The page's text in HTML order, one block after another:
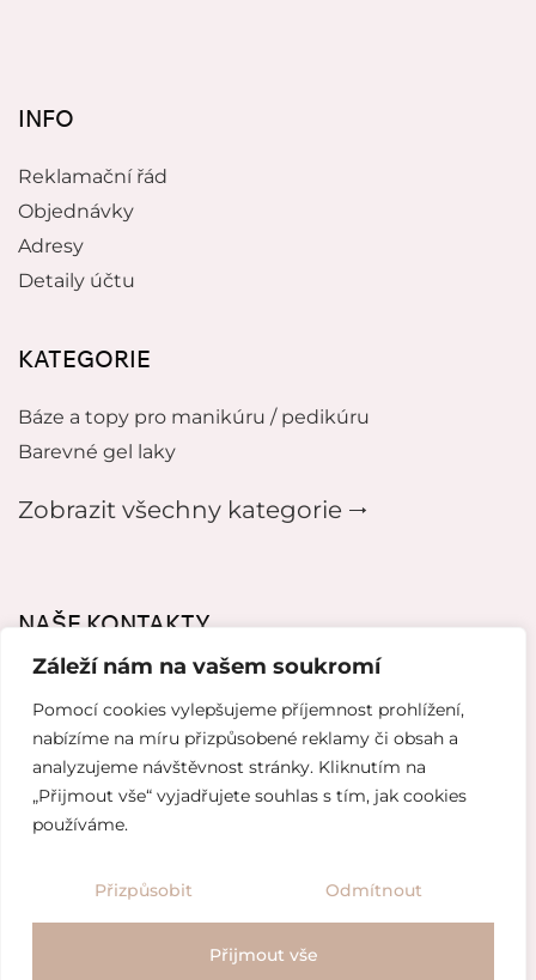
Záleží nám na vašem soukromí
Pomocí cookies vylepšujeme příjemnost prohlížení,
nabízíme na míru přizpůsobené reklamy či obsah a
analyzujeme návštěvnost stránky. Kliknutím na
„Přijmout vše“ vyjadřujete souhlas s tím, jak cookies
používáme.
Přizpůsobit Odmítnout
Přijmout vše
INFO
Reklamační řád
Objednávky
Adresy
Detaily účtu
KATEGORIE
Báze a topy pro manikúru / pedikúru
Barevné gel laky
Zobrazit všechny kategorie 🠂
NAŠE KONTAKTY
mikeladzebeauty@gmail.com
+420 776627318
U Pergamenky 12, Praha 7